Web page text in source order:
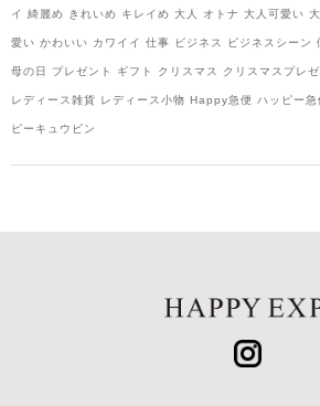
イ 綺麗め きれいめ キレイめ 大人 オトナ 大人可愛い
愛い かわいい カワイイ 仕事 ビジネス ビジネスシーン
母の日 プレゼント ギフト クリスマス クリスマスプレ
レディース雑貨 レディース小物 Happy急便 ハッピー
ピーキュウビン